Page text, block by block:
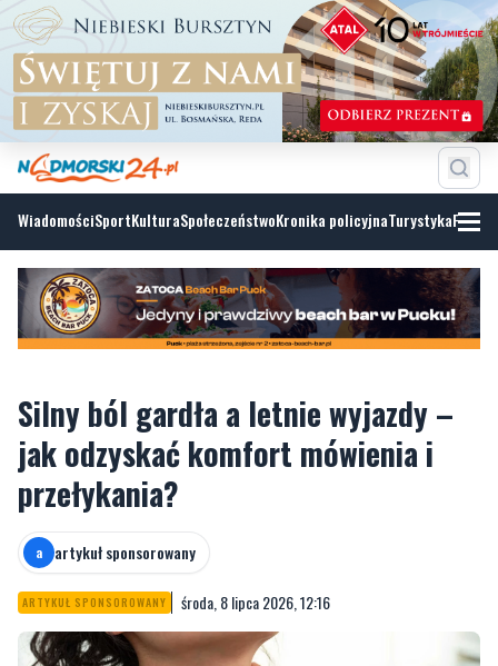
WiadomościSportKulturaSpołeczeństwoKronika policyjnaTurystyka
Silny ból gardła a letnie wyjazdy –
jak odzyskać komfort mówienia i
przełykania?
a artykuł sponsorowany
ARTYKUŁ SPONSOROWANY środa, 8 lipca 2026, 12:16